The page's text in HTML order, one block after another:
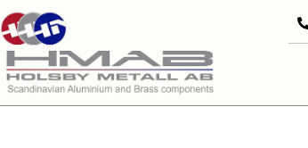
Hoppa
till
innehåll